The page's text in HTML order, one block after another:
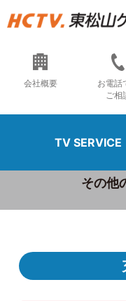
会社概要
お電話
ご相
TV SERVICE
その他